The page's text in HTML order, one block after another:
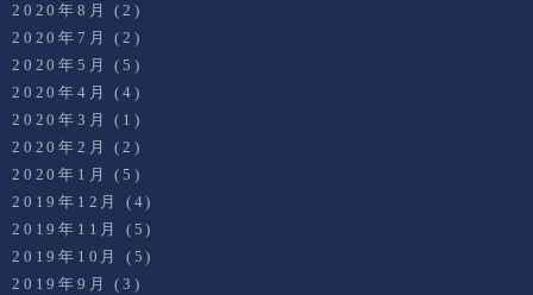
2020年8月
(2)
2020年7月
(2)
2020年5月
(5)
2020年4月
(4)
2020年3月
(1)
2020年2月
(2)
2020年1月
(5)
2019年12月
(4)
2019年11月
(5)
2019年10月
(5)
2019年9月
(3)